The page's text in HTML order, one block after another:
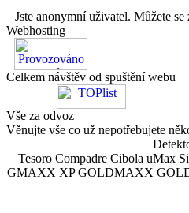
Jste anonymní uživatel. Můžete se
Webhosting
Celkem návštěv od spuštění webu
Vše za odvoz
Věnujte vše co už nepotřebujete
Tesoro Compadre Cibola uMax
GMAXX XP GOLDMAXX